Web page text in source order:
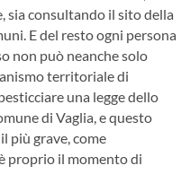
sia consultando il sito della
E del resto ogni persona
non può neanche solo
territoriale di
una legge dello
di Vaglia, e questo
più grave, come
proprio il momento di